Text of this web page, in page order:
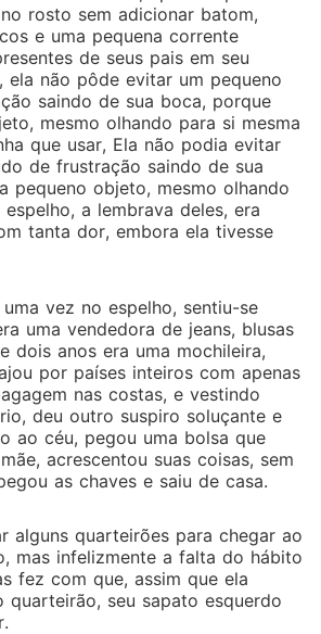
rosto sem adicionar batom,
e uma pequena corrente
de seus pais em seu
ela não pôde evitar um pequeno
saindo de sua boca, porque
mesmo olhando para si mesma
que usar, Ela não podia evitar
de frustração saindo de sua
pequeno objeto, mesmo olhando
a lembrava deles, era
tanta dor, embora ela tivesse
vez no espelho, sentiu-se
uma vendedora de jeans, blusas
dois anos era uma mochileira,
por países inteiros com apenas
nas costas, e vestindo
deu outro suspiro soluçante e
ao céu, pegou uma bolsa que
acrescentou suas coisas, sem
as chaves e saiu de casa.
alguns quarteirões para chegar ao
mas infelizmente a falta do hábito
fez com que, assim que ela
quarteirão, seu sapato esquerdo